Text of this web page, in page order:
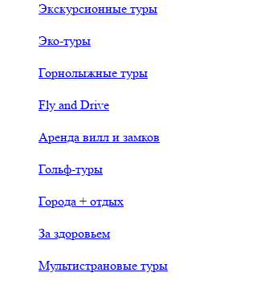
Экскурсионные туры
Эко-туры
Горнолыжные туры
Fly and Drive
Аренда вилл и замков
Гольф-туры
Города + отдых
За здоровьем
Мультистрановые туры